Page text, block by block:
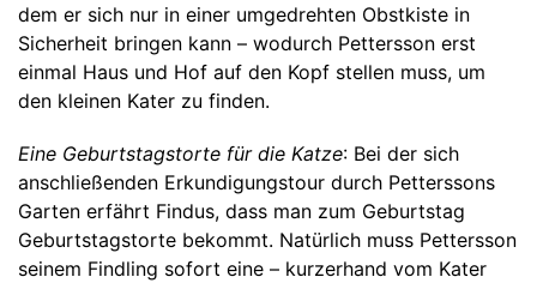
dem er sich nur in einer umgedrehten Obstkiste in
Sicherheit bringen kann – wodurch Pettersson erst
einmal Haus und Hof auf den Kopf stellen muss, um
den kleinen Kater zu finden.
Eine Geburtstagstorte für die Katze: Bei der sich
anschließenden Erkundigungstour durch Petterssons
Garten erfährt Findus, dass man zum Geburtstag
Geburtstagstorte bekommt. Natürlich muss Pettersson
seinem Findling sofort eine – kurzerhand vom Kater